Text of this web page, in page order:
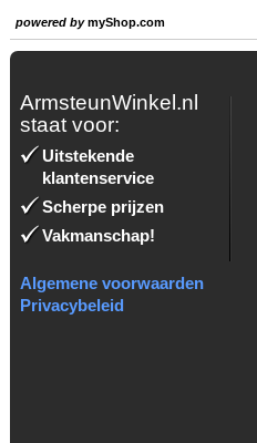
powered bymyShop.com
ArmsteunWinkel.nl
staat voor:
Uitstekende
klantenservice
Scherpe prijzen
Vakmanschap!
Algemene voorwaarden
Privacybeleid